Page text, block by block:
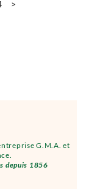
G.M.A. et
depuis 1856
>